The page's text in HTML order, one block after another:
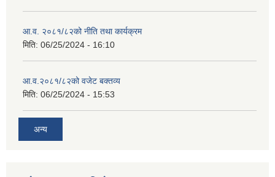
आ.व. २०८१/८२को नीति तथा कार्यक्रम
मिति: 06/25/2024 - 16:10
आ.व.२०८१/८२को वजेट बक्तव्य
मिति: 06/25/2024 - 15:53
अन्य